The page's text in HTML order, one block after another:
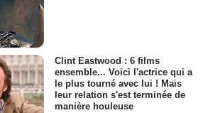
Clint Eastwood : 6 films
ensemble... Voici l'actrice qui a
le plus tourné avec lui ! Mais
leur relation s'est terminée de
manière houleuse